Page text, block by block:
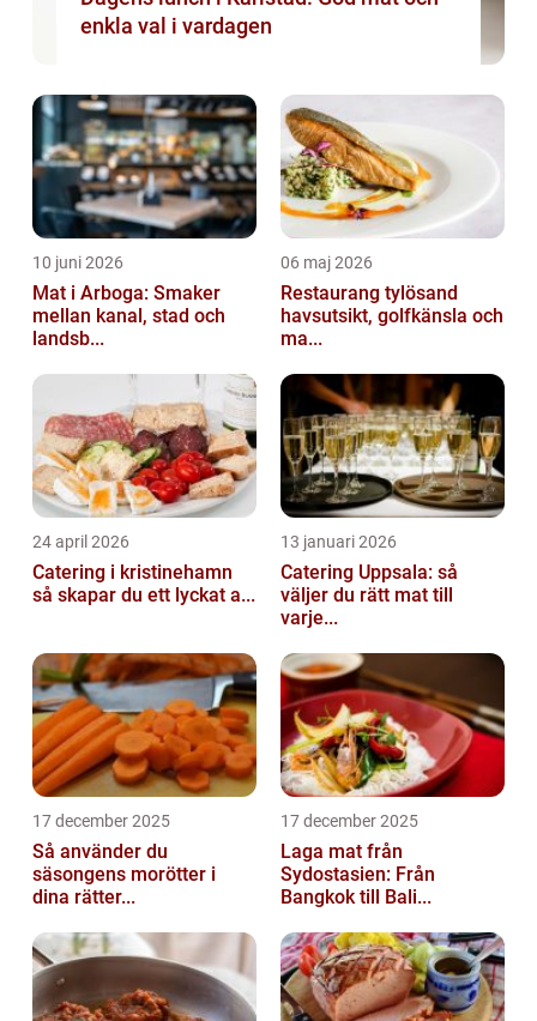
enkla val i vardagen
10 juni 2026
Mat i Arboga: Smaker
mellan kanal, stad och
landsb...
06 maj 2026
Restaurang tylösand
havsutsikt, golfkänsla och
ma...
24 april 2026
Catering i kristinehamn
så skapar du ett lyckat a...
13 januari 2026
Catering Uppsala: så
väljer du rätt mat till
varje...
17 december 2025
Så använder du
säsongens morötter i
dina rätter...
17 december 2025
Laga mat från
Sydostasien: Från
Bangkok till Bali...